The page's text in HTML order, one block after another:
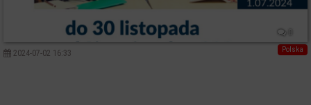
0
Polska
2024-07-02 16:33